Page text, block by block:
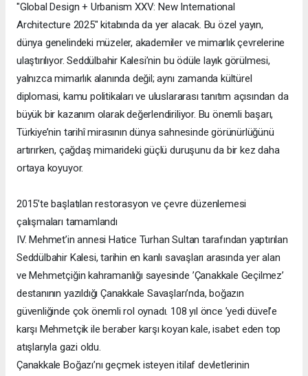
"Global Design + Urbanism XXV: New International
Architecture 2025" kitabında da yer alacak. Bu özel yayın,
dünya genelindeki müzeler, akademiler ve mimarlık çevrelerine
ulaştırılıyor. Seddülbahir Kalesi’nin bu ödüle layık görülmesi,
yalnızca mimarlık alanında değil; aynı zamanda kültürel
diplomasi, kamu politikaları ve uluslararası tanıtım açısından da
büyük bir kazanım olarak değerlendiriliyor. Bu önemli başarı,
Türkiye’nin tarihî mirasının dünya sahnesinde görünürlüğünü
artırırken, çağdaş mimarideki güçlü duruşunu da bir kez daha
ortaya koyuyor.
2015’te başlatılan restorasyon ve çevre düzenlemesi
çalışmaları tamamlandı
IV. Mehmet’in annesi Hatice Turhan Sultan tarafından yaptırılan
Seddülbahir Kalesi, tarihin en kanlı savaşları arasında yer alan
ve Mehmetçiğin kahramanlığı sayesinde ’Çanakkale Geçilmez’
destanının yazıldığı Çanakkale Savaşları’nda, boğazın
güvenliğinde çok önemli rol oynadı. 108 yıl önce ’yedi düvel’e
karşı Mehmetçik ile beraber karşı koyan kale, isabet eden top
atışlarıyla gazi oldu.
Çanakkale Boğazı’nı geçmek isteyen itilaf devletlerinin